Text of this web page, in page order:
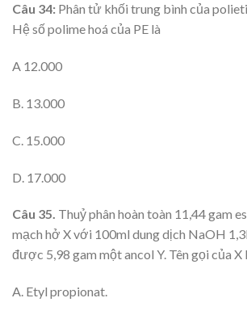
Câu 34: Phân tử khối trung bình của
Hệ số polime hoá của PE là
A 12.000
B. 13.000
C. 15.000
D. 17.000
Câu 35. Thuỷ phân hoàn toàn 11,44 gam
mạch hở X với 100ml dung dịch NaOH
được 5,98 gam một ancol Y. Tên gọi của X
A. Etyl propionat.